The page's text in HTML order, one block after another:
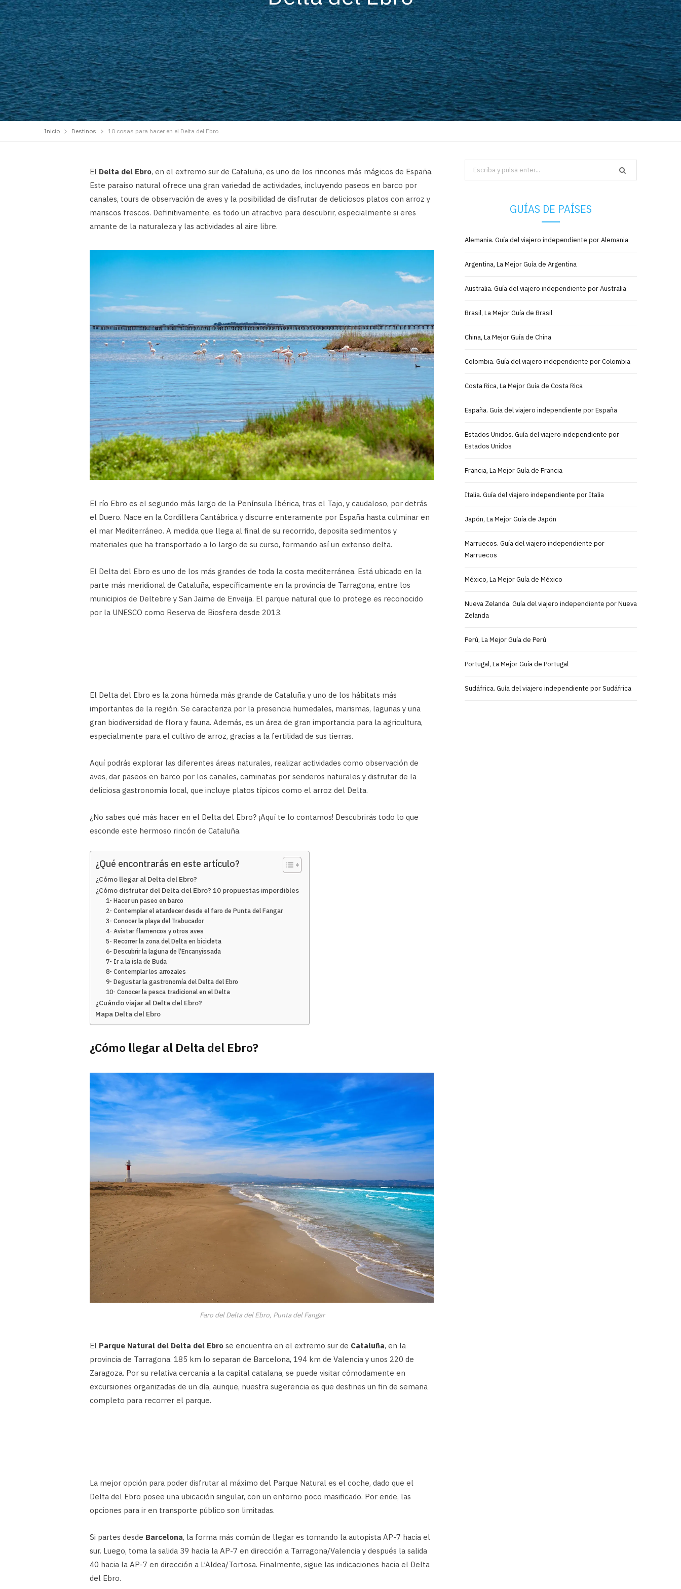
Inicio Destinos 10 cosas para hacer en el Delta del Ebro
El Delta del Ebro, en el extremo sur de Cataluña, es uno de los rincones más mágicos de España.
Este paraíso natural ofrece una gran variedad de actividades, incluyendo paseos en barco por
canales, tours de observación de aves y la posibilidad de disfrutar de deliciosos platos con arroz y
mariscos frescos. Definitivamente, es todo un atractivo para descubrir, especialmente si eres
amante de la naturaleza y las actividades al aire libre.
El río Ebro es el segundo más largo de la Península Ibérica, tras el Tajo, y caudaloso, por detrás
el Duero. Nace en la Cordillera Cantábrica y discurre enteramente por España hasta culminar en
el mar Mediterráneo. A medida que llega al final de su recorrido, deposita sedimentos y
materiales que ha transportado a lo largo de su curso, formando así un extenso delta.
El Delta del Ebro es uno de los más grandes de toda la costa mediterránea. Está ubicado en la
parte más meridional de Cataluña, específicamente en la provincia de Tarragona, entre los
municipios de Deltebre y San Jaime de Enveija. El parque natural que lo protege es reconocido
por la UNESCO como Reserva de Biosfera desde 2013.
El Delta del Ebro es la zona húmeda más grande de Cataluña y uno de los hábitats más
importantes de la región. Se caracteriza por la presencia humedales, marismas, lagunas y una
gran biodiversidad de flora y fauna. Además, es un área de gran importancia para la agricultura,
especialmente para el cultivo de arroz, gracias a la fertilidad de sus tierras.
Aquí podrás explorar las diferentes áreas naturales, realizar actividades como observación de
aves, dar paseos en barco por los canales, caminatas por senderos naturales y disfrutar de la
deliciosa gastronomía local, que incluye platos típicos como el arroz del Delta.
¿No sabes qué más hacer en el Delta del Ebro? ¡Aquí te lo contamos! Descubrirás todo lo que
esconde este hermoso rincón de Cataluña.
¿Qué encontrarás en este artículo?
¿Cómo llegar al Delta del Ebro?
¿Cómo disfrutar del Delta del Ebro? 10 propuestas imperdibles
1- Hacer un paseo en barco
2- Contemplar el atardecer desde el faro de Punta del Fangar
3- Conocer la playa del Trabucador
4- Avistar flamencos y otros aves
5- Recorrer la zona del Delta en bicicleta
6- Descubrir la laguna de l’Encanyissada
7- Ir a la isla de Buda
8- Contemplar los arrozales
9- Degustar la gastronomía del Delta del Ebro
10- Conocer la pesca tradicional en el Delta
¿Cuándo viajar al Delta del Ebro?
Mapa Delta del Ebro
¿Cómo llegar al Delta del Ebro?
Faro del Delta del Ebro, Punta del Fangar
El Parque Natural del Delta del Ebro se encuentra en el extremo sur de Cataluña, en la
provincia de Tarragona. 185 km lo separan de Barcelona, 194 km de Valencia y unos 220 de
Zaragoza. Por su relativa cercanía a la capital catalana, se puede visitar cómodamente en
excursiones organizadas de un día, aunque, nuestra sugerencia es que destines un fin de semana
completo para recorrer el parque.
La mejor opción para poder disfrutar al máximo del Parque Natural es el coche, dado que el
Delta del Ebro posee una ubicación singular, con un entorno poco masificado. Por ende, las
opciones para ir en transporte público son limitadas.
Si partes desde Barcelona, la forma más común de llegar es tomando la autopista AP-7 hacia el
sur. Luego, toma la salida 39 hacia la AP-7 en dirección a Tarragona/Valencia y después la salida
40 hacia la AP-7 en dirección a L’Aldea/Tortosa. Finalmente, sigue las indicaciones hacia el Delta
del Ebro.
Search
for:
GUÍAS DE PAÍSES
Alemania. Guía del viajero independiente por Alemania
Argentina, La Mejor Guía de Argentina
Australia. Guía del viajero independiente por Australia
Brasil, La Mejor Guía de Brasil
China, La Mejor Guía de China
Colombia. Guía del viajero independiente por Colombia
Costa Rica, La Mejor Guía de Costa Rica
España. Guía del viajero independiente por España
Estados Unidos. Guía del viajero independiente por
Estados Unidos
Francia, La Mejor Guía de Francia
Italia. Guía del viajero independiente por Italia
Japón, La Mejor Guía de Japón
Marruecos. Guía del viajero independiente por
Marruecos
México, La Mejor Guía de México
Nueva Zelanda. Guía del viajero independiente por Nueva
Zelanda
Perú, La Mejor Guía de Perú
Portugal, La Mejor Guía de Portugal
Sudáfrica. Guía del viajero independiente por Sudáfrica